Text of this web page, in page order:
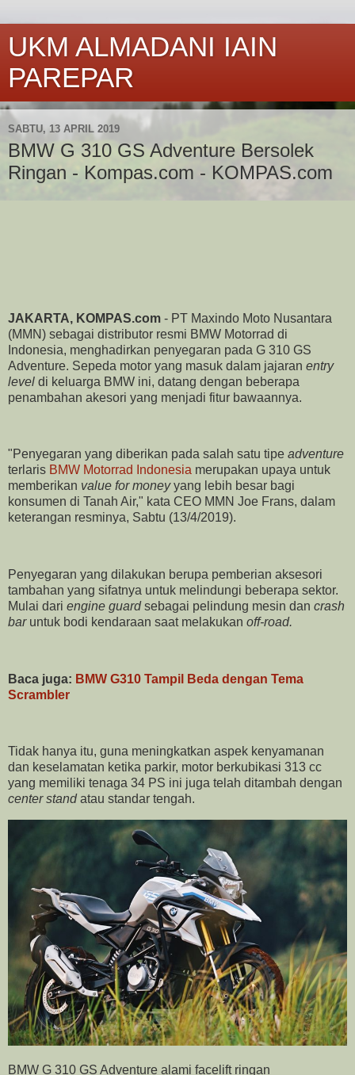
UKM ALMADANI IAIN
PAREPAR
SABTU, 13 APRIL 2019
BMW G 310 GS Adventure Bersolek
Ringan - Kompas.com - KOMPAS.com
JAKARTA, KOMPAS.com - PT Maxindo Moto Nusantara
(MMN) sebagai distributor resmi BMW Motorrad di
Indonesia, menghadirkan penyegaran pada G 310 GS
Adventure. Sepeda motor yang masuk dalam jajaran entry
level di keluarga BMW ini, datang dengan beberapa
penambahan akesori yang menjadi fitur bawaannya.
"Penyegaran yang diberikan pada salah satu tipe adventure
terlaris BMW Motorrad Indonesia merupakan upaya untuk
memberikan value for moneyyang lebih besar bagi
konsumen di Tanah Air," kata CEO MMN Joe Frans, dalam
keterangan resminya, Sabtu (13/4/2019).
Penyegaran yang dilakukan berupa pemberian aksesori
tambahan yang sifatnya untuk melindungi beberapa sektor.
Mulai dari engine guardsebagai pelindung mesin dan crash
baruntuk bodi kendaraan saat melakukan off-road.
Baca juga: BMW G310 Tampil Beda dengan Tema
Scrambler
Tidak hanya itu, guna meningkatkan aspek kenyamanan
dan keselamatan ketika parkir, motor berkubikasi 313 cc
yang memiliki tenaga 34 PS ini juga telah ditambah dengan
center standatau standar tengah.
BMW G 310 GS Adventure alami facelift ringan